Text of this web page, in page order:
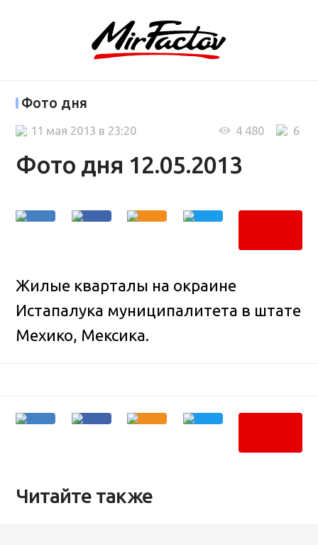
Фото дня
Фото дня 12.05.2013
6
4 480
11 мая 2013 в 23:20
Жилые кварталы на окраине
Истапалука муниципалитета в штате
Мехико, Мексика.
Читайте также